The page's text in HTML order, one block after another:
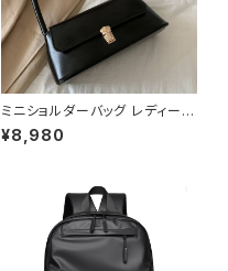
ミニショルダーバッグ レディース
ワンハンドルバッグ レトロ ハン
ドバッグ コンパクトバッグ 上品
ワンサイズ K-B0276
¥8,980